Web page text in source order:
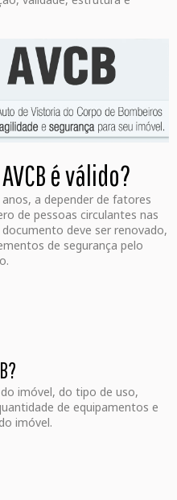
é válido?
a depender de fatores
de pessoas circulantes nas
deve ser renovado,
de segurança pelo
imóvel, do tipo de uso,
de equipamentos e
imóvel.